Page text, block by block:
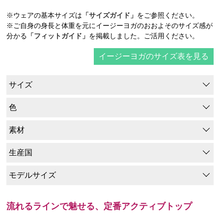
※ウェアの基本サイズは 「サイズガイド」 をご参照ください。
※ご自身の身長と体重を元にイージーヨガのおおよそのサイズ感が
分かる 「フィットガイド」 を掲載しました。ご活用ください。
イージーヨガのサイズ表を見る
サイズ
色
素材
生産国
モデルサイズ
流れるラインで魅せる、定番アクティブトップ